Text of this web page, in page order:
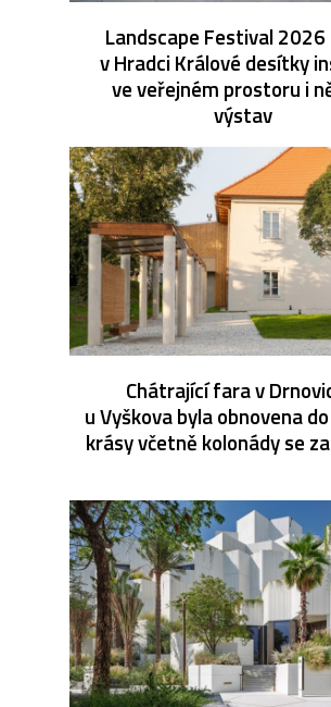
Landscape Festival 2026
v Hradci Králové desítky
ve veřejném prostoru i
výstav
Chátrající fara v
u Vyškova byla obnovena
krásy včetně kolonády se